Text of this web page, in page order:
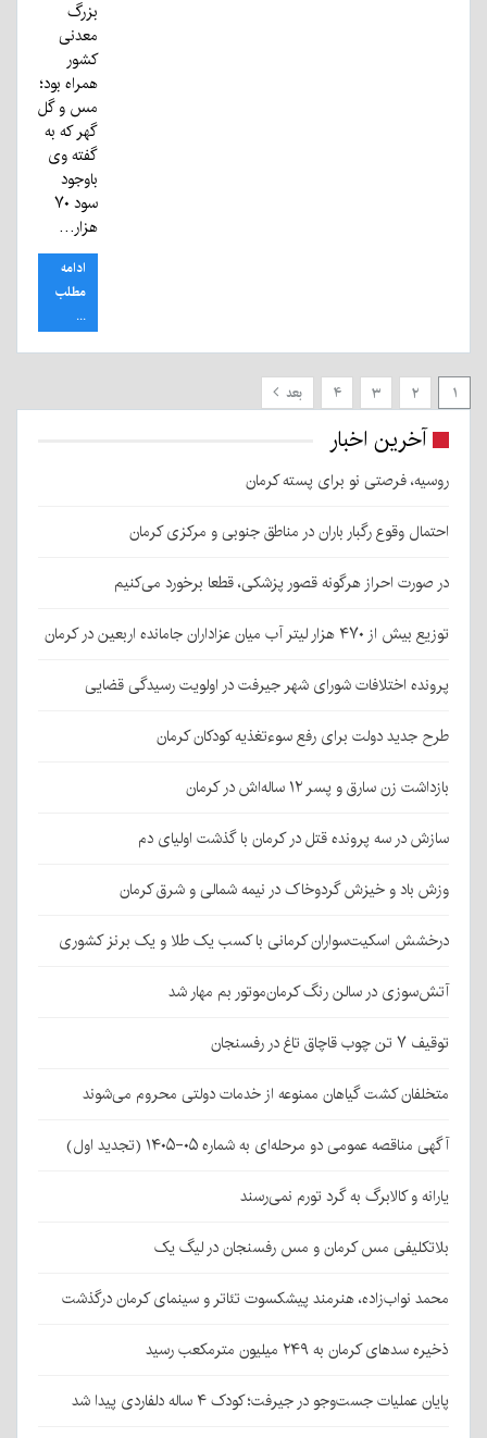
بزرگ
معدنی
کشور
همراه بود؛
مس و گل
گهر که به
گفته وی
باوجود
سود ۷۰
هزار…
ادامه
مطلب
...
۱ ۲ ۳ ۴ بعد
آخرین اخبار
روسیه، فرصتی نو برای پسته کرمان
احتمال وقوع رگبار باران در مناطق جنوبی و مرکزی کرمان
در صورت احراز هرگونه قصور پزشکی، قطعا برخورد می‌کنیم
توزیع بیش از ۴۷۰ هزار لیتر آب میان عزاداران جامانده اربعین در کرمان
پرونده اختلافات شورای شهر جیرفت در اولویت رسیدگی قضایی
طرح جدید دولت برای رفع سوءتغذیه کودکان کرمان
بازداشت زن سارق و پسر ۱۲ ساله‌اش در کرمان
سازش در سه پرونده قتل در کرمان با گذشت اولیای دم
وزش باد و خیزش گردوخاک در نیمه شمالی و شرق کرمان
درخشش اسکیت‌سواران کرمانی با کسب یک طلا و یک برنز کشوری
آتش‌سوزی در سالن رنگ کرمان‌موتور بم مهار شد
توقیف ۷ تن چوب قاچاق تاغ در رفسنجان
متخلفان کشت گیاهان ممنوعه از خدمات دولتی محروم می‌شوند
آگهی مناقصه عمومی دو مرحله‌ای به شماره ۰۵-۱۴۰۵ (تجدید اول)
یارانه و کالابرگ به گرد تورم نمی‌رسند
بلاتکلیفی مس کرمان و مس رفسنجان در لیگ یک
محمد نواب‌زاده، هنرمند پیشکسوت تئاتر و سینمای کرمان درگذشت
ذخیره سدهای کرمان به ۲۴۹ میلیون مترمکعب رسید
پایان عملیات جست‌وجو در جیرفت؛ کودک ۴ ساله دلفاردی پیدا شد